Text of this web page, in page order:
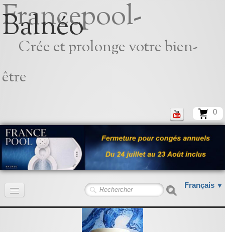
Francepool-
Balnéo
Crée et prolonge votre bien-
être
0
Français ▼
Accueil